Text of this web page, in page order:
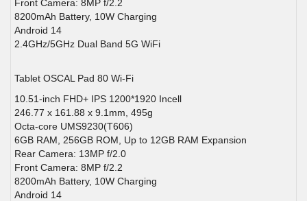
Front Camera: 8MP f/2.2
8200mAh Battery, 10W Charging
Android 14
2.4GHz/5GHz Dual Band 5G WiFi
Tablet OSCAL Pad 80 Wi-Fi
10.51-inch FHD+ IPS 1200*1920 Incell
246.77 x 161.88 x 9.1mm, 495g
Octa-core UMS9230(T606)
6GB RAM, 256GB ROM, Up to 12GB RAM Expansion
Rear Camera: 13MP f/2.0
Front Camera: 8MP f/2.2
8200mAh Battery, 10W Charging
Android 14